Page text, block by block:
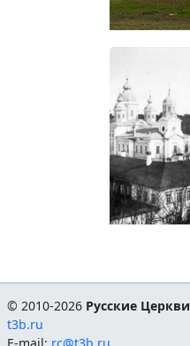
© 2010-2026 Русские Церкви
t3b.ru